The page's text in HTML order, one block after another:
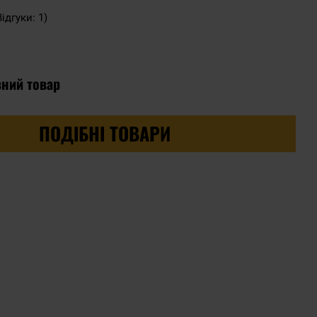
1)
товар
ПОДІБНІ ТОВАРИ